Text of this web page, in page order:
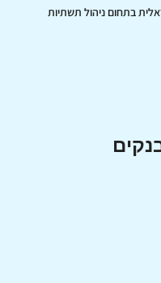
בתחום ניהול תשתיות